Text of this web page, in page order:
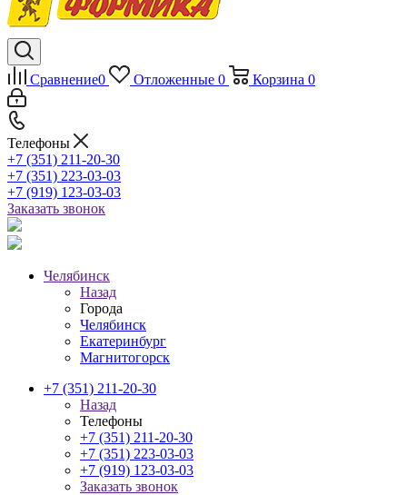
Сравнение0 Отложенные 0 Корзина 0
Телефоны
+7 (351) 211-20-30
+7 (351) 223-03-03
+7 (919) 123-03-03
Заказать звонок
Челябинск
Назад
Города
Челябинск
Екатеринбург
Магнитогорск
+7 (351) 211-20-30
Назад
Телефоны
+7 (351) 211-20-30
+7 (351) 223-03-03
+7 (919) 123-03-03
Заказать звонок